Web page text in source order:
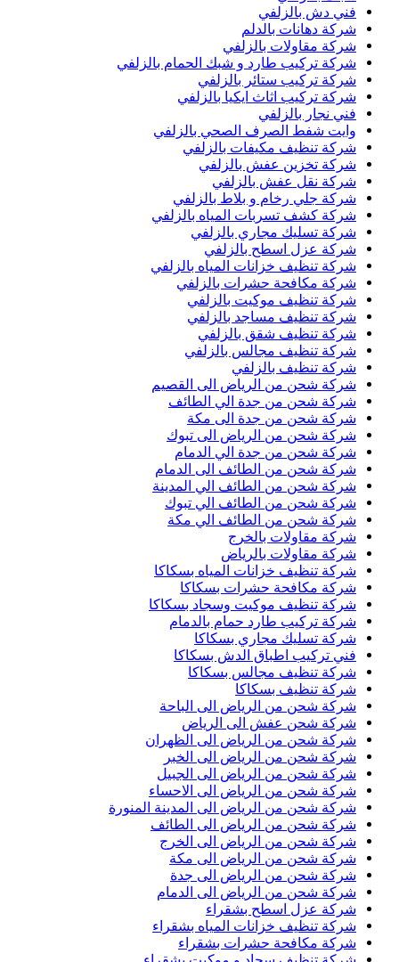
فني دش بالزلفي
شركة دهانات بالدلم
شركة مقاولات بالزلفي
شركة تركيب طارد و شبك الحمام بالزلفي
شركة تركيب ستائر بالزلفي
شركة تركيب اثاث ايكيا بالزلفي
فني نجار بالزلفي
وايت شفط الصرف الصحي بالزلفي
شركة تنظيف مكيفات بالزلفي
شركة تخزين عفش بالزلفي
شركة نقل عفش بالزلفي
شركة جلي رخام و بلاط بالزلفي
شركة كشف تسربات المياه بالزلفي
شركة تسليك مجاري بالزلفي
شركة عزل اسطح بالزلفي
شركة تنظيف خزانات المياه بالزلفي
شركة مكافحة حشرات بالزلفي
شركة تنظيف موكيت بالزلفي
شركة تنظيف مساجد بالزلفي
شركة تنظيف شقق بالزلفي
شركة تنظيف مجالس بالزلفي
شركة تنظيف بالزلفي
شركة شحن من الرياض الى القصيم
شركة شحن من جدة الي الطائف
شركة شحن من جدة الى مكة
شركة شحن من الرياض الى تبوك
شركة شحن من جدة الي الدمام
شركة شحن من الطائف الى الدمام
شركة شحن من الطائف الي المدينة
شركة شحن من الطائف الي تبوك
شركة شحن من الطائف الي مكة
شركة مقاولات بالخرج
شركة مقاولات بالرياض
شركة تنظيف خزانات المياه بسكاكا
شركة مكافحة حشرات بسكاكا
شركة تنظيف موكيت وسجاد بسكاكا
شركة تركيب طارد حمام بالدمام
شركة تسليك مجاري بسكاكا
فني تركيب اطباق الدش بسكاكا
شركة تنظيف مجالس بسكاكا
شركة تنظيف بسكاكا
شركة شحن من الرياض الى الباحة
شركة شحن عفش الى الرياض
شركة شحن من الرياض الى الظهران
شركة شحن من الرياض الى الخبر
شركة شحن من الرياض الى الجبيل
شركة شحن من الرياض الى الاحساء
شركة شحن من الرياض الى المدينة المنورة
شركة شحن من الرياض الى الطائف
شركة شحن من الرياض الى الخرج
شركة شحن من الرياض الى مكة
شركة شحن من الرياض الى جدة
شركة شحن من الرياض الى الدمام
شركة عزل اسطح بشقراء
شركة تنظيف خزانات المياه بشقراء
شركة مكافحة حشرات بشقراء